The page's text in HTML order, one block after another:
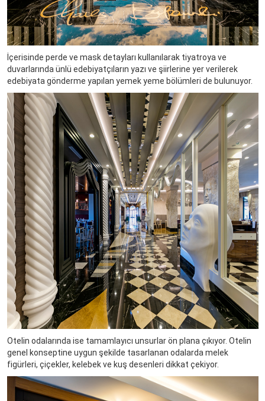
İçerisinde perde ve mask detayları kullanılarak tiyatroya ve
duvarlarında ünlü edebiyatçıların yazı ve şiirlerine yer verilerek
edebiyata gönderme yapılan yemek yeme bölümleri de bulunuyor.
Otelin odalarında ise tamamlayıcı unsurlar ön plana çıkıyor. Otelin
genel konseptine uygun şekilde tasarlanan odalarda melek
figürleri, çiçekler, kelebek ve kuş desenleri dikkat çekiyor.